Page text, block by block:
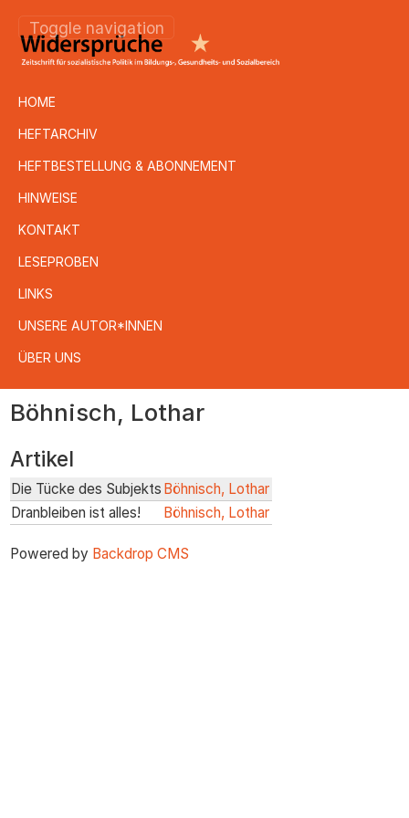
Toggle navigation
HOME
HEFTARCHIV
HEFTBESTELLUNG & ABONNEMENT
HINWEISE
KONTAKT
LESEPROBEN
LINKS
UNSERE AUTOR*INNEN
ÜBER UNS
zum
Böhnisch, Lothar
Artikel
Die Tücke des Subjekts Böhnisch, Lothar
Dranbleiben ist alles!
Böhnisch, Lothar
Powered by Backdrop CMS